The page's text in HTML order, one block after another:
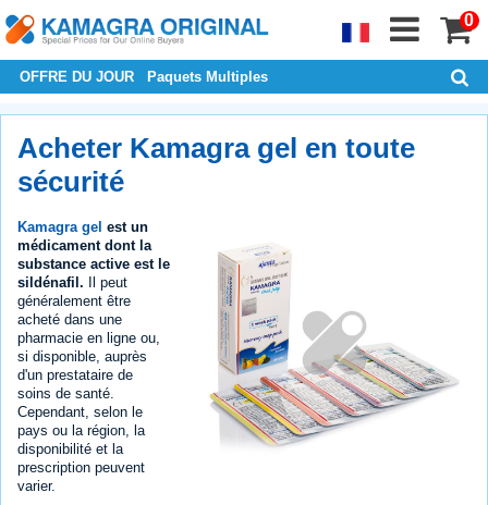
0
OFFRE DU JOUR Paquets Multiples
Acheter Kamagra gel en toute
sécurité
Kamagra gel est un
médicament dont la
substance active est le
sildénafil. Il peut
généralement être
acheté dans une
pharmacie en ligne ou,
si disponible, auprès
d'un prestataire de
soins de santé.
Cependant, selon le
pays ou la région, la
disponibilité et la
prescription peuvent
varier.